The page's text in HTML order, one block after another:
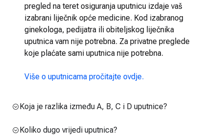
pregled na teret osiguranja uputnicu izdaje vaš
izabrani liječnik opće medicine. Kod izabranog
ginekologa, pedijatra ili obiteljskog liječnika
uputnica vam nije potrebna. Za privatne preglede
koje plaćate sami uputnica nije potrebna.
Više o uputnicama pročitajte ovdje.
Koja je razlika između A, B, C i D uputnice?
Koliko dugo vrijedi uputnica?